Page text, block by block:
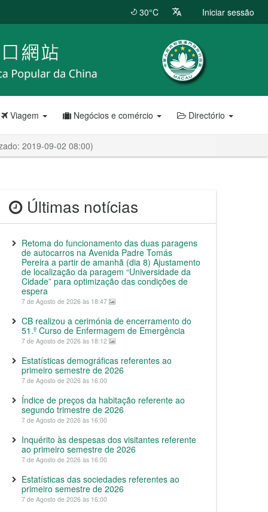
30°C Iniciar sessão
Viagem Negócios e comércio Directório
2019-09-02 08:00)
Últimas notícias
Retoma do funcionamento das duas paragens
de autocarros na Avenida Padre Tomás
Pereira a partir de amanhã (dia 8) Ajustamento
de localização da paragem “Universidade da
Cidade” para optimização das condições de
espera
7 de Agosto de 2026 às 18:47
CB realizou a cerimónia de encerramento do
51.º Curso de Enfermagem de Emergência
7 de Agosto de 2026 às 18:12
Estatísticas demográficas referentes ao
primeiro semestre de 2026
7 de Agosto de 2026 às 16:00
Índice de preços da habitação referente ao
segundo trimestre de 2026
7 de Agosto de 2026 às 16:00
Inquérito às despesas dos visitantes referente
ao primeiro semestre de 2026
7 de Agosto de 2026 às 16:00
Estatísticas das sociedades referentes ao
primeiro semestre de 2026
7 de Agosto de 2026 às 16:00